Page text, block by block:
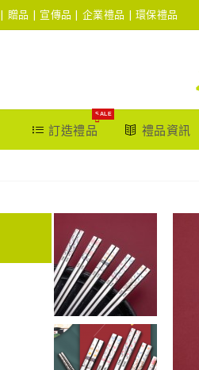
贈品 | 宣傳品 | 企業禮品 | 環保禮品
訂造禮品
SALE
禮品資訊